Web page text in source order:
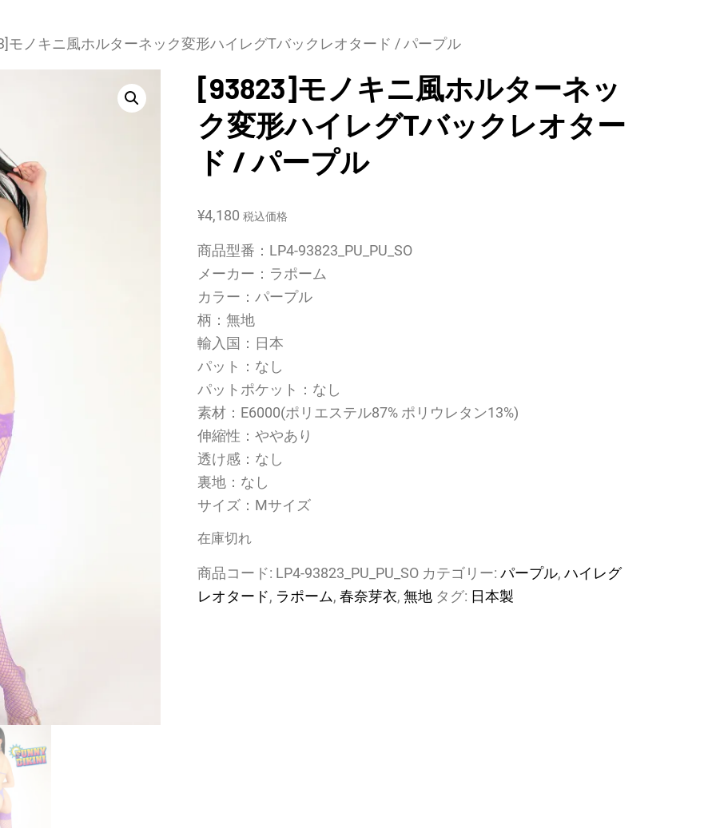
モノキニ風ホルターネック変形ハイレグTバックレオタード / パープル
[93823]モノキニ風ホルターネッ
ク変形ハイレグTバックレオター
ド / パープル
¥4,180 税込価格
商品型番：LP4-93823_PU_PU_SO
メーカー：ラポーム
カラー：パープル
柄：無地
輸入国：日本
パット：なし
パットポケット：なし
素材：E6000(ポリエステル87% ポリウレタン13%)
伸縮性：ややあり
透け感：なし
裏地：なし
サイズ：Mサイズ
在庫切れ
商品コード: LP4-93823_PU_PU_SO カテゴリー: パープル, ハイレグ
レオタード, ラポーム, 春奈芽衣, 無地 タグ: 日本製